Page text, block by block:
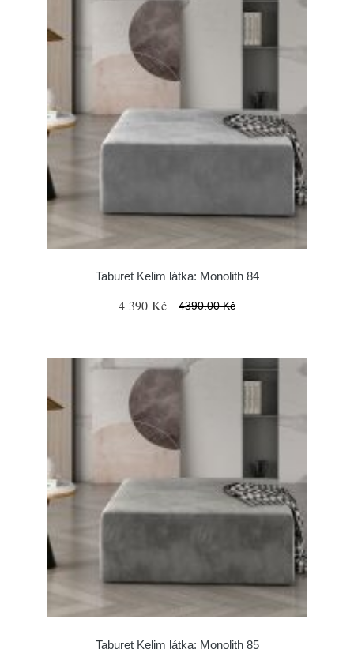
Taburet Kelim látka: Monolith 84
4 390 Kč 4390.00 Kč
Taburet Kelim látka: Monolith 85